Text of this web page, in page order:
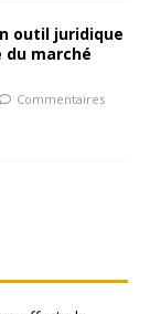
outil juridique
du marché
Commentaires